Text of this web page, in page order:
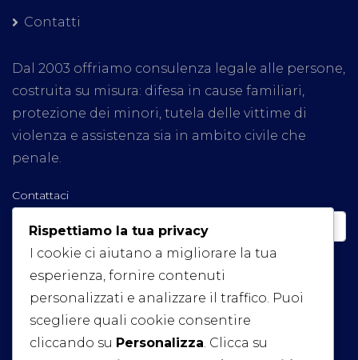
Contatti
Dal 2003 offriamo consulenza legale alle persone,
costruita su misura: difesa in cause familiari,
protezione dei minori, tutela delle vittime di
violenza e assistenza sia in ambito civile che
penale.
Contattaci
Invia
Rispettiamo la tua privacy
I cookie ci aiutano a migliorare la tua
esperienza, fornire contenuti
personalizzati e analizzare il traffico. Puoi
scegliere quali cookie consentire
cliccando su Personalizza . Clicca su